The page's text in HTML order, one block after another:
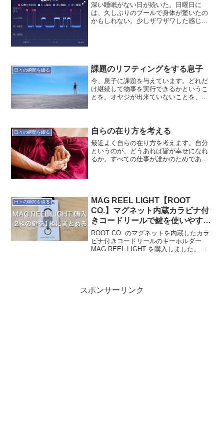
深い睡眠がない日が続いた。日曜日に
は、久しぶりのプールで身体が驚いたの
かもしれない。少しザワザワした感じは
日々の瞬間を綴る 課題のリフティングをする息子
今、息子に課題を与えています。どれだ
け継続して物事を実行できるかというこ
とを。オヤジが出来ていないことを、息
とします。その1つが...
日々の瞬間を綴る 自らの在り方を考える
最近よく自らの在り方を考えます。自分
というのが、どうあれば皆が幸せになれ
るか。すべての仕事が誰かのためであ
日々の瞬間を綴る
MAG REEL LIGHT【ROOT
CO.】マグネット内蔵カラビナ付
きコードリールで鍵を使いやすく
する
ROOT CO. のマグネットを内蔵したカラ
ビナ付きコードリールのキーホルダー
MAG REEL LIGHT を購入しました。家
スポンサーリンク